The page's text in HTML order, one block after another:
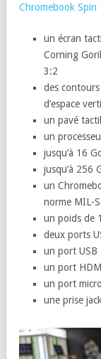
Chromebook Spin
un écran
Corning
3:2
des
d’espace
un pavé
un
jusqu’à 16
jusqu’à 256
un
norme MIL-
un poids de
deux ports
un port USB
un port
un port
une prise jack